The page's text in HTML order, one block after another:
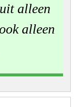
alleen
alleen